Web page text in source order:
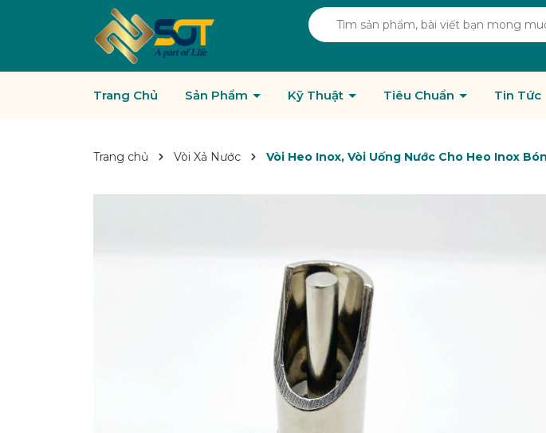
Trang Chủ Sản Phẩm Kỹ Thuật Tiêu Chuẩn Tin Tức
Trang chủ Vòi Xả Nước Vòi Heo Inox, Vòi Uống Nước Cho Heo Inox